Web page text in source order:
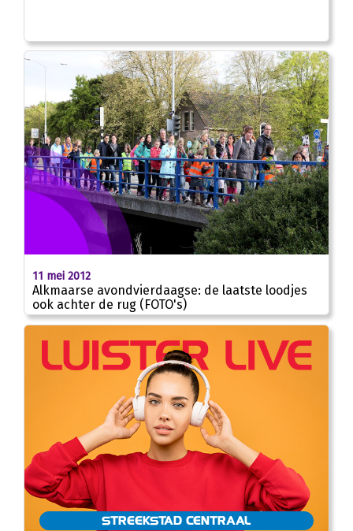
11 mei 2012
Alkmaarse avondvierdaagse: de laatste loodjes
ook achter de rug (FOTO's)
STREEKSTAD CENTRAAL